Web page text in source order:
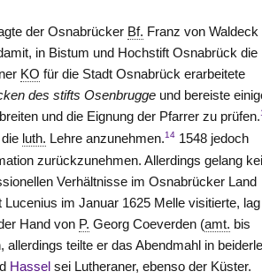
der Osnabrücker Bf. Franz von Waldeck
in Bistum und Hochstift Osnabrück die
KO für die Stadt Osnabrück erarbeitete
des stifts Osenbrugge und bereiste
und die Eignung der Pfarrer zu prüfen.
luth. Lehre anzunehmen.14 1548 jedoch
zurückzunehmen. Allerdings gelang
Verhältnisse im Osnabrücker Land
im Januar 1625 Melle visitierte,
Hand von P. Georg Coeverden (amt. bis
teilte er das Abendmahl in
Hassel sei Lutheraner, ebenso der Küster.